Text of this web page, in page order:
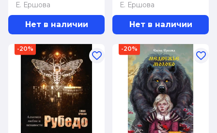
Е. Ершова
Нет в наличии
Е. Ершова
Нет в наличии
-20% -20%